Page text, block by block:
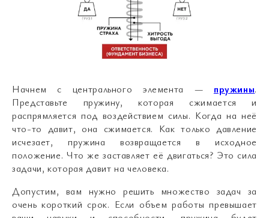
Начнем с центрального элемента — пружины.
Представьте пружину, которая сжимается и
распрямляется под воздействием силы. Когда на неё
что-то давит, она сжимается. Как только давление
исчезает, пружина возвращается в исходное
положение. Что же заставляет её двигаться? Это сила
задачи, которая давит на человека.
Допустим, вам нужно решить множество задач за
очень короткий срок. Если объем работы превышает